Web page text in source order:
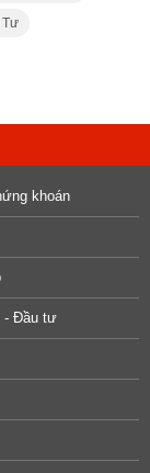
Tư
khoán
- Đầu tư